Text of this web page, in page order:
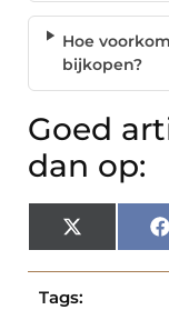
Hoe
bijkopen?
Goed
dan op:
X
(Twitter)
Tags: